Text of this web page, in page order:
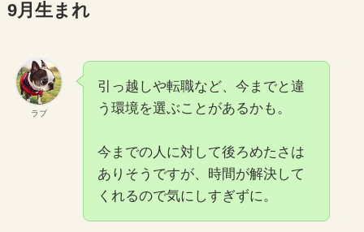
9月生まれ
ラブ
引っ越しや転職など、今までと違
う環境を選ぶことがあるかも。
今までの人に対して後ろめたさは
ありそうですが、時間が解決して
くれるので気にしすぎずに。